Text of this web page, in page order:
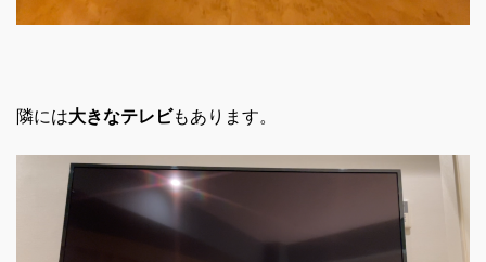
隣には大きなテレビもあります。